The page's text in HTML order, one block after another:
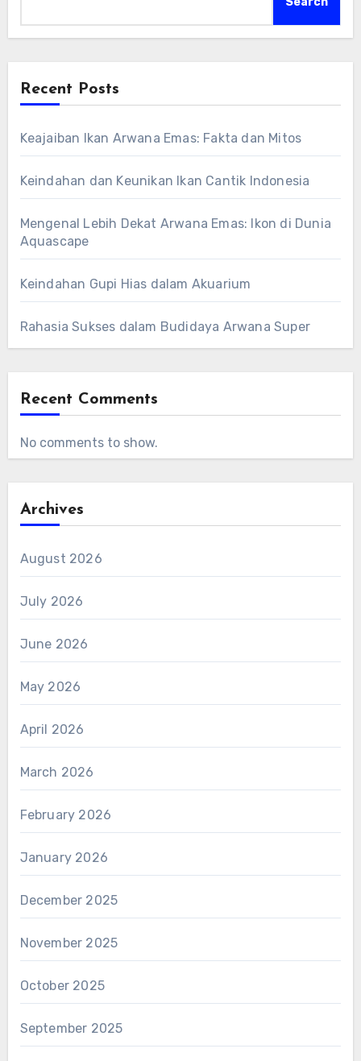
Recent Posts
Keajaiban Ikan Arwana Emas: Fakta dan Mitos
Keindahan dan Keunikan Ikan Cantik Indonesia
Mengenal Lebih Dekat Arwana Emas: Ikon di Dunia
Aquascape
Keindahan Gupi Hias dalam Akuarium
Rahasia Sukses dalam Budidaya Arwana Super
Recent Comments
No comments to show.
Archives
August 2026
July 2026
June 2026
May 2026
April 2026
March 2026
February 2026
January 2026
December 2025
November 2025
October 2025
September 2025